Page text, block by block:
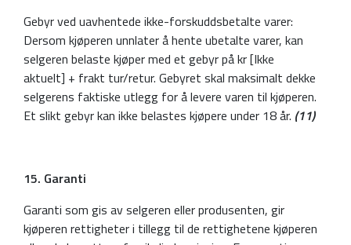
Gebyr ved uavhentede ikke-forskuddsbetalte varer:
Dersom kjøperen unnlater å hente ubetalte varer, kan
selgeren belaste kjøper med et gebyr på kr [Ikke
aktuelt] + frakt tur/retur. Gebyret skal maksimalt dekke
selgerens faktiske utlegg for å levere varen til kjøperen.
Et slikt gebyr kan ikke belastes kjøpere under 18 år. (11)
15. Garanti
Garanti som gis av selgeren eller produsenten, gir
kjøperen rettigheter i tillegg til de rettighetene kjøperen